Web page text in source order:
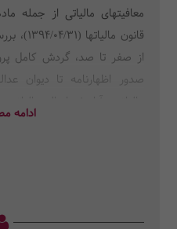
قانون
از صفر تا صد، گردش کامل
صدور اظهارنامه تا دیوان
مالیاتی قوانین: حداکثر استفاده
ادامه